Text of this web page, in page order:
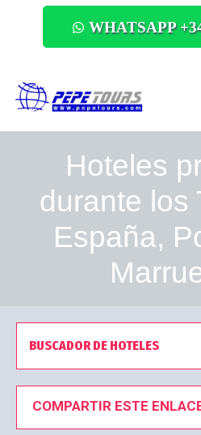
WHATSAPP
Hoteles
durante los
España,
BUSCADOR DE HOTELES
COMPARTIR ESTE